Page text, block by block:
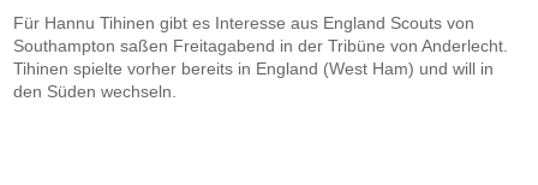
Für Hannu Tihinen gibt es Interesse aus England Scouts von
Southampton saßen Freitagabend in der Tribüne von Anderlecht.
Tihinen spielte vorher bereits in England (West Ham) und will in
den Süden wechseln.